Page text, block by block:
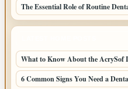
The Essential Role of Routine
What to Know About the AcrySof
6 Common Signs You Need a